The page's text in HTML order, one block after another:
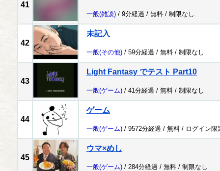
41
一般(雑談) / 9分経過 / 無料 / 制限なし
42
未記入
一般(その他) / 59分経過 / 無料 / 制限なし
43
Light Fantasy でテスト Part10
一般(ゲーム) / 41分経過 / 無料 / 制限なし
44
ゲーム
一般(ゲーム) / 9572分経過 / 無料 / ログイン限
45
ウマ×めし
一般(ゲーム) / 284分経過 / 無料 / 制限なし